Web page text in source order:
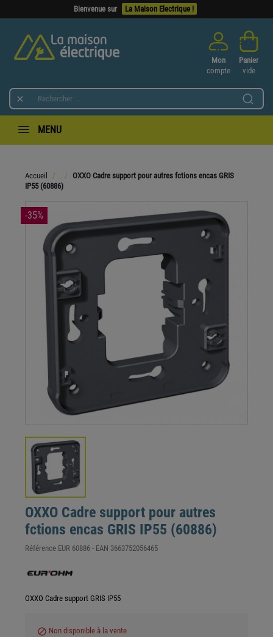
Bienvenue sur La Maison Electrique !

Mon
compte
Panier
vide
MENU
Accueil
OXXO Cadre support pour autres fctions encas GRIS
IP55 (60886)
-35%
OXXO Cadre support pour autres
fctions encas GRIS IP55 (60886)
Référence EUR 60886 - EAN 3663752056465
OXXO Cadre support GRIS IP55
block Non disponible à la vente